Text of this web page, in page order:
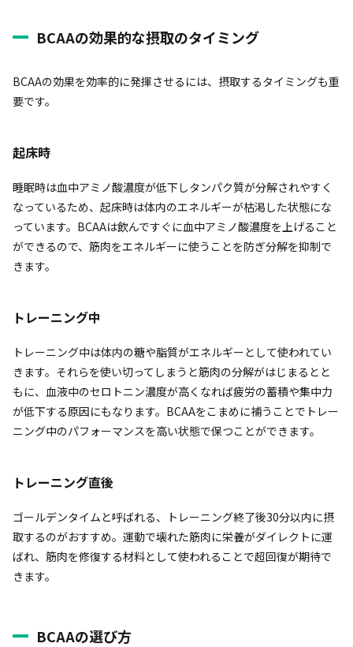
BCAAの効果的な摂取のタイミング
BCAAの効果を効率的に発揮させるには、摂取するタイミングも重
要です。
起床時
睡眠時は血中アミノ酸濃度が低下しタンパク質が分解されやすく
なっているため、起床時は体内のエネルギーが枯渇した状態にな
っています。BCAAは飲んですぐに血中アミノ酸濃度を上げること
ができるので、筋肉をエネルギーに使うことを防ぎ分解を抑制で
きます。
トレーニング中
トレーニング中は体内の糖や脂質がエネルギーとして使われてい
きます。それらを使い切ってしまうと筋肉の分解がはじまるとと
もに、血液中のセロトニン濃度が高くなれば疲労の蓄積や集中力
が低下する原因にもなります。BCAAをこまめに補うことでトレー
ニング中のパフォーマンスを高い状態で保つことができます。
トレーニング直後
ゴールデンタイムと呼ばれる、トレーニング終了後30分以内に摂
取するのがおすすめ。運動で壊れた筋肉に栄養がダイレクトに運
ばれ、筋肉を修復する材料として使われることで超回復が期待で
きます。
BCAAの選び方